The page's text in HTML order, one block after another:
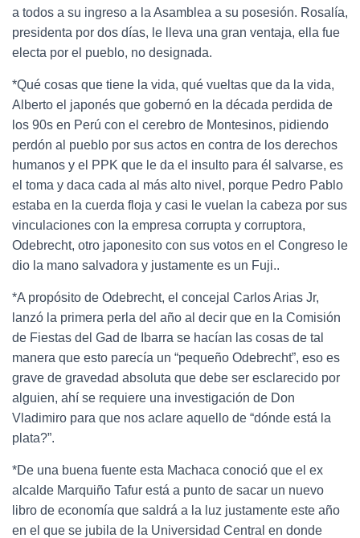
a todos a su ingreso a la Asamblea a su posesión. Rosalía,
presidenta por dos días, le lleva una gran ventaja, ella fue
electa por el pueblo, no designada.
*Qué cosas que tiene la vida, qué vueltas que da la vida,
Alberto el japonés que gobernó en la década perdida de
los 90s en Perú con el cerebro de Montesinos, pidiendo
perdón al pueblo por sus actos en contra de los derechos
humanos y el PPK que le da el insulto para él salvarse, es
el toma y daca cada al más alto nivel, porque Pedro Pablo
estaba en la cuerda floja y casi le vuelan la cabeza por sus
vinculaciones con la empresa corrupta y corruptora,
Odebrecht, otro japonesito con sus votos en el Congreso le
dio la mano salvadora y justamente es un Fuji..
*A propósito de Odebrecht, el concejal Carlos Arias Jr,
lanzó la primera perla del año al decir que en la Comisión
de Fiestas del Gad de Ibarra se hacían las cosas de tal
manera que esto parecía un “pequeño Odebrecht”, eso es
grave de gravedad absoluta que debe ser esclarecido por
alguien, ahí se requiere una investigación de Don
Vladimiro para que nos aclare aquello de “dónde está la
plata?”.
*De una buena fuente esta Machaca conoció que el ex
alcalde Marquiño Tafur está a punto de sacar un nuevo
libro de economía que saldrá a la luz justamente este año
en el que se jubila de la Universidad Central en donde